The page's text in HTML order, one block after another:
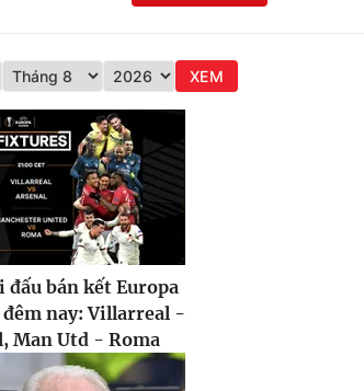
XEM
bán kết Europa
đêm nay: Villarreal -
Man Utd - Roma